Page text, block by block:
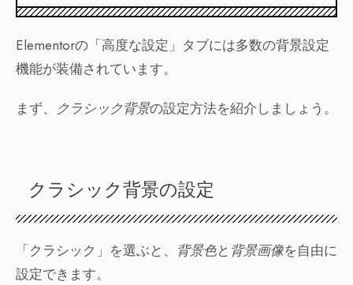
Elementorの「高度な設定」タブには多数の背景設定
機能が装備されています。
まず、 クラシック背景の設定方法を紹介しましょう。
クラシック背景の設定
「クラシック」を選ぶと、 背景色と 背景画像を自由に
設定できます。